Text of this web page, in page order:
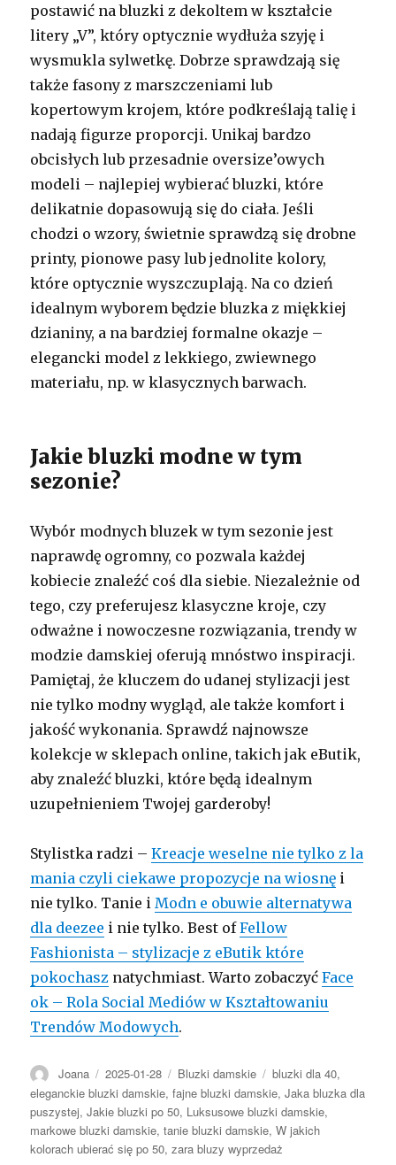
postawić na bluzki z dekoltem w kształcie
litery „V”, który optycznie wydłuża szyję i
wysmukla sylwetkę. Dobrze sprawdzają się
także fasony z marszczeniami lub
kopertowym krojem, które podkreślają talię i
nadają figurze proporcji. Unikaj bardzo
obcisłych lub przesadnie oversize’owych
modeli – najlepiej wybierać bluzki, które
delikatnie dopasowują się do ciała. Jeśli
chodzi o wzory, świetnie sprawdzą się drobne
printy, pionowe pasy lub jednolite kolory,
które optycznie wyszczuplają. Na co dzień
idealnym wyborem będzie bluzka z miękkiej
dzianiny, a na bardziej formalne okazje –
elegancki model z lekkiego, zwiewnego
materiału, np. w klasycznych barwach.
Jakie bluzki modne w tym
sezonie?
Wybór modnych bluzek w tym sezonie jest
naprawdę ogromny, co pozwala każdej
kobiecie znaleźć coś dla siebie. Niezależnie od
tego, czy preferujesz klasyczne kroje, czy
odważne i nowoczesne rozwiązania, trendy w
modzie damskiej oferują mnóstwo inspiracji.
Pamiętaj, że kluczem do udanej stylizacji jest
nie tylko modny wygląd, ale także komfort i
jakość wykonania. Sprawdź najnowsze
kolekcje w sklepach online, takich jak eButik,
aby znaleźć bluzki, które będą idealnym
uzupełnieniem Twojej garderoby!
Stylistka radzi –Kreacje weselne nie tylko z la
mania czyli ciekawe propozycje na wiosnę i
nie tylko. Tanie i Modn e obuwie alternatywa
dla deezee i nie tylko. Best ofFellow
Fashionista – stylizacje z eButik które
pokochasz natychmiast. Warto zobaczyćFace
ok – Rola Social Mediów w Kształtowaniu
Trendów Modowych.
Autor
Joana Opublikowano
2025-01-28 Kategorie
Bluzki damskie Tagi
bluzki dla 40,
eleganckie bluzki damskie,fajne bluzki damskie,Jaka bluzka dla
puszystej,Jakie bluzki po 50, Luksusowe bluzki damskie,
markowe bluzki damskie,tanie bluzki damskie,W jakich
kolorach ubierać się po 50,zara bluzy wyprzedaż